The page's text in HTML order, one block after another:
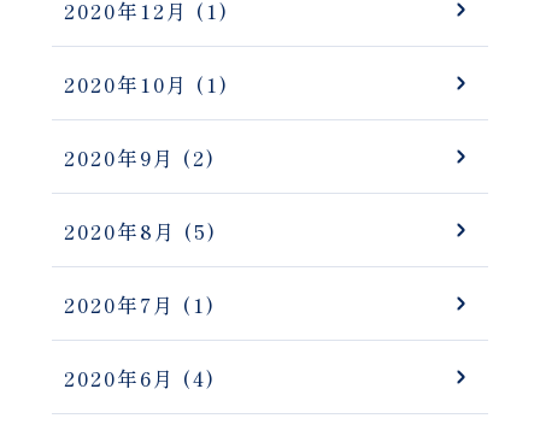
2020年12月 (1)
2020年10月 (1)
2020年9月 (2)
2020年8月 (5)
2020年7月 (1)
2020年6月 (4)